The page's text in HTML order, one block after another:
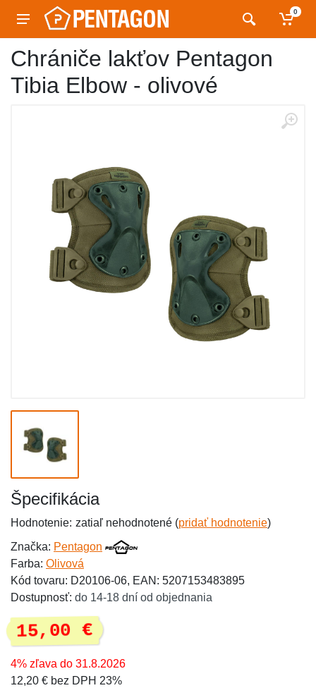
0
Chrániče lakťov Pentagon
Tibia Elbow - olivové
Špecifikácia
Hodnotenie: zatiaľ nehodnotené (pridať hodnotenie)
Značka: Pentagon
Farba: Olivová
Kód tovaru: D20106-06, EAN: 5207153483895
Dostupnosť: do 14-18 dní od objednania
15,00 €
4% zľava do 31.8.2026
12,20 € bez DPH 23%